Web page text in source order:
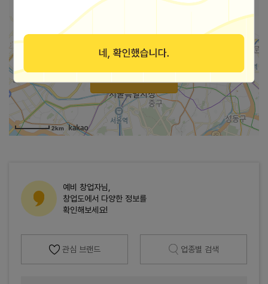
2km
예비 창업자님,
창업도에서 다양한 정보를
확인해보세요!
관심 브랜드 업종별 검색